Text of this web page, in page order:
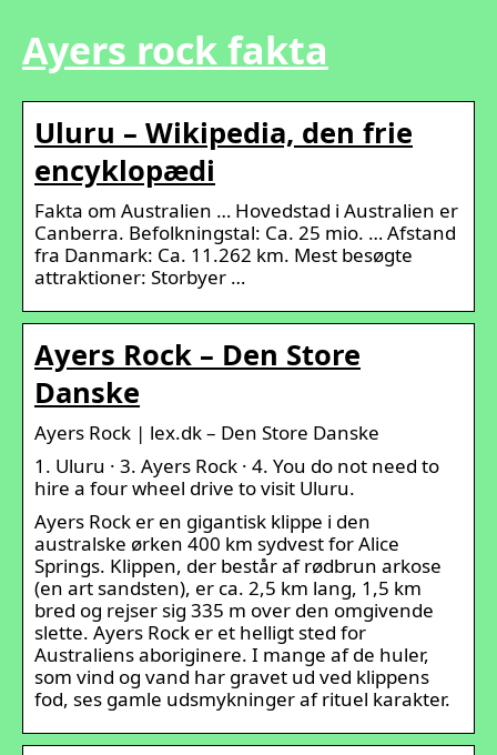
Ayers rock fakta
Uluru – Wikipedia, den frie
encyklopædi
Fakta om Australien … Hovedstad i Australien er
Canberra. Befolkningstal: Ca. 25 mio. … Afstand
fra Danmark: Ca. 11.262 km. Mest besøgte
attraktioner: Storbyer …
Ayers Rock – Den Store
Danske
Ayers Rock | lex.dk – Den Store Danske
1. Uluru · 3. Ayers Rock · 4. You do not need to
hire a four wheel drive to visit Uluru.
Ayers Rock er en gigantisk klippe i den
australske ørken 400 km sydvest for Alice
Springs. Klippen, der består af rødbrun arkose
(en art sandsten), er ca. 2,5 km lang, 1,5 km
bred og rejser sig 335 m over den omgivende
slette. Ayers Rock er et helligt sted for
Australiens aboriginere. I mange af de huler,
som vind og vand har gravet ud ved klippens
fod, ses gamle udsmykninger af rituel karakter.